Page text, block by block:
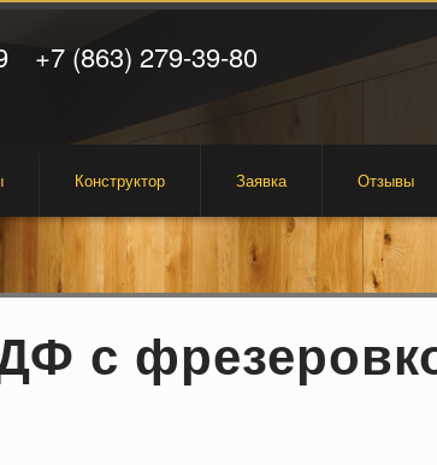
+7 (863) 279-39-80
Конструктор Заявка Отзывы
с